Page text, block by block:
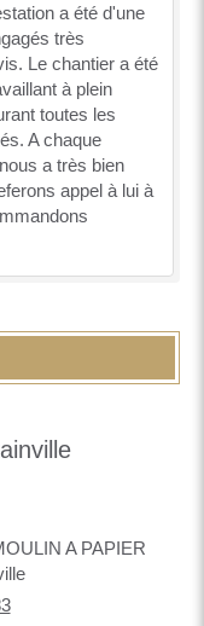
a été d'une
très
Le chantier a été
à plein
toutes les
A chaque
a très bien
appel à lui à
A PAPIER